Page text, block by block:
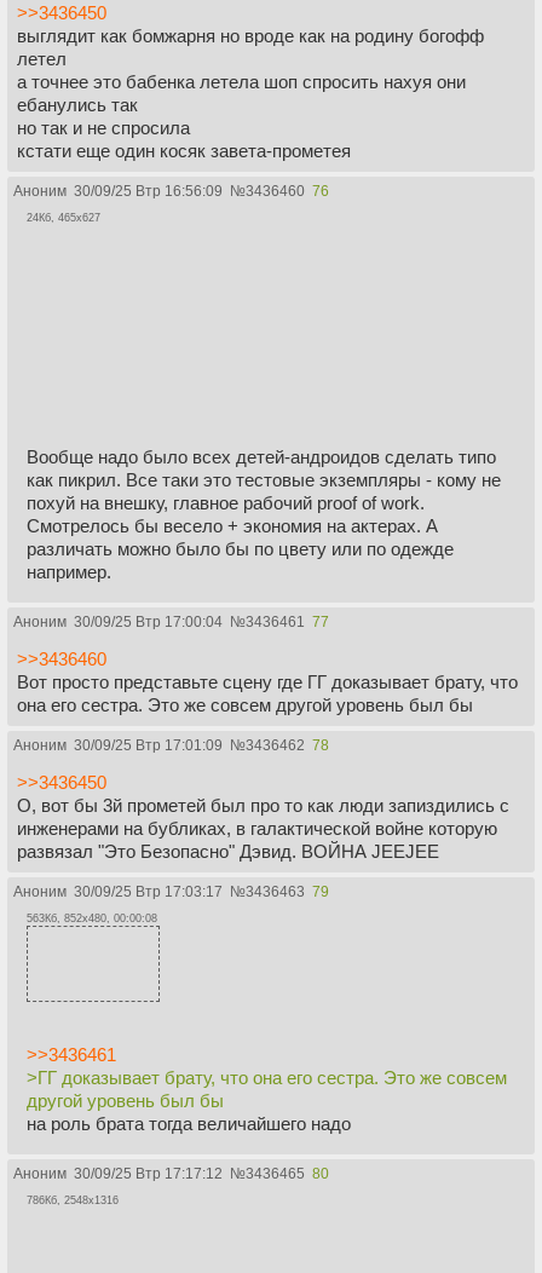
>>3436450
выглядит как бомжарня но вроде как на родину богофф
летел
а точнее это бабенка летела шоп спросить нахуя они
ебанулись так
но так и не спросила
кстати еще один косяк завета-прометея
Аноним 30/09/25 Втр 16:56:09 №3436460 76
24Кб, 465x627
Вообще надо было всех детей-андроидов сделать типо
как пикрил. Все таки это тестовые экземпляры - кому не
похуй на внешку, главное рабочий proof of work.
Смотрелось бы весело + экономия на актерах. А
различать можно было бы по цвету или по одежде
например.
Аноним 30/09/25 Втр 17:00:04 №3436461 77
>>3436460
Вот просто представьте сцену где ГГ доказывает брату, что
она его сестра. Это же совсем другой уровень был бы
Аноним 30/09/25 Втр 17:01:09 №3436462 78
>>3436450
О, вот бы 3й прометей был про то как люди запиздились с
инженерами на бубликах, в галактической войне которую
развязал "Это Безопасно" Дэвид. ВОЙНА JEEJEE
Аноним 30/09/25 Втр 17:03:17 №3436463 79
563Кб, 852x480, 00:00:08
>>3436461
>ГГ доказывает брату, что она его сестра. Это же совсем
другой уровень был бы
на роль брата тогда величайшего надо
Аноним 30/09/25 Втр 17:17:12 №3436465 80
786Кб, 2548x1316